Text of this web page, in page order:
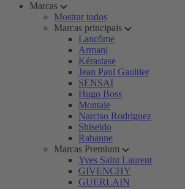
Marcas
Mostrar todos
Marcas principais
Lancôme
Armani
Kérastase
Jean Paul Gaultier
SENSAI
Hugo Boss
Montale
Narciso Rodriguez
Shiseido
Rabanne
Marcas Premium
Yves Saint Laurent
GIVENCHY
GUERLAIN